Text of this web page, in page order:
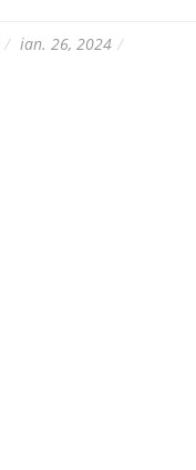
ian. 26, 2024